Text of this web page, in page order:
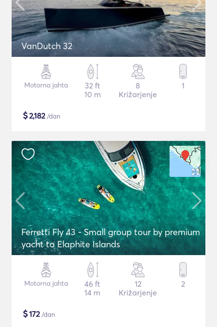
VanDutch 32
Motorna jahta
32 ft
10 m
8
Križarjenje
1
$2,182/dan
Ferretti Fly 43 - Small group tour by premium
yacht to Elaphite Islands
Motorna jahta
46 ft
14 m
12
Križarjenje
2
$172/dan